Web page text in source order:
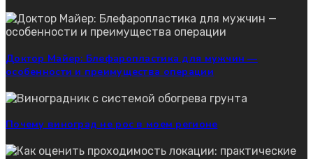
Доктор Майер: Блефаропластика для мужчин —
особенности и преимущества операции
Почему виноград не рос в моем регионе